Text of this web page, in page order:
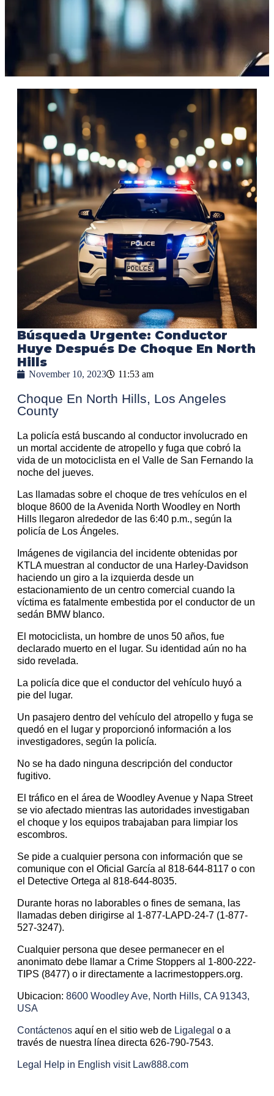
Búsqueda Urgente: Conductor
Huye Después De Choque En North
Hills
November 10, 2023 11:53 am
Choque En North Hills, Los Angeles
County
La policía está buscando al conductor involucrado en
un mortal accidente de atropello y fuga que cobró la
vida de un motociclista en el Valle de San Fernando la
noche del jueves.
Las llamadas sobre el choque de tres vehículos en el
bloque 8600 de la Avenida North Woodley en North
Hills llegaron alrededor de las 6:40 p.m., según la
policía de Los Ángeles.
Imágenes de vigilancia del incidente obtenidas por
KTLA muestran al conductor de una Harley-Davidson
haciendo un giro a la izquierda desde un
estacionamiento de un centro comercial cuando la
víctima es fatalmente embestida por el conductor de un
sedán BMW blanco.
El motociclista, un hombre de unos 50 años, fue
declarado muerto en el lugar. Su identidad aún no ha
sido revelada.
La policía dice que el conductor del vehículo huyó a
pie del lugar.
Un pasajero dentro del vehículo del atropello y fuga se
quedó en el lugar y proporcionó información a los
investigadores, según la policía.
No se ha dado ninguna descripción del conductor
fugitivo.
El tráfico en el área de Woodley Avenue y Napa Street
se vio afectado mientras las autoridades investigaban
el choque y los equipos trabajaban para limpiar los
escombros.
Se pide a cualquier persona con información que se
comunique con el Oficial García al 818-644-8117 o con
el Detective Ortega al 818-644-8035.
Durante horas no laborables o fines de semana, las
llamadas deben dirigirse al 1-877-LAPD-24-7 (1-877-
527-3247).
Cualquier persona que desee permanecer en el
anonimato debe llamar a Crime Stoppers al 1-800-222-
TIPS (8477) o ir directamente a lacrimestoppers.org.
Ubicacion: 8600 Woodley Ave, North Hills, CA 91343,
USA
Contáctenos aquí en el sitio web de Ligalegal o a
través de nuestra línea directa 626-790-7543.
Legal Help in English visit Law888.com